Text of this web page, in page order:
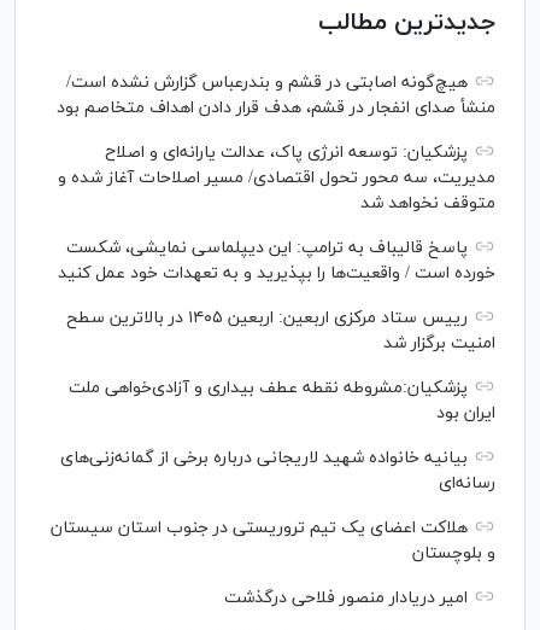
جدیدترین مطالب
هیچ‌گونه اصابتی در قشم و بندرعباس گزارش نشده است/
منشأ صدای انفجار در قشم، هدف قرار دادن اهداف متخاصم بود
پزشکیان: توسعه انرژی پاک، عدالت یارانه‌ای و اصلاح
مدیریت، سه محور تحول اقتصادی/ مسیر اصلاحات آغاز شده و
متوقف نخواهد شد
پاسخ قالیباف به ترامپ: این دیپلماسی نمایشی، شکست
خورده است / واقعیت‌ها را بپذیرید و به تعهدات خود عمل کنید
رییس ستاد مرکزی اربعین: اربعین ۱۴۰۵ در بالاترین سطح
امنیت برگزار شد
پزشکیان:مشروطه نقطه عطف بیداری و آزادی‌خواهی ملت
ایران بود
بیانیه خانواده شهید لاریجانی درباره برخی از گمانه‌زنی‌های
رسانه‌ای
هلاکت اعضای یک تیم تروریستی در جنوب استان سیستان
و بلوچستان
امیر دریادار منصور فلاحی درگذشت